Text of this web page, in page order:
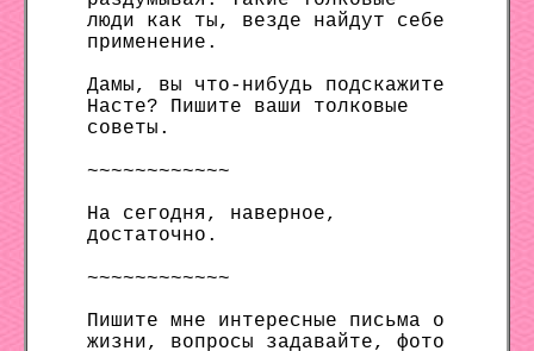
люди как ты, везде найдут себе
применение.
Дамы, вы что-нибудь подскажите
Насте? Пишите ваши толковые
советы.
~~~~~~~~~~~~
На сегодня, наверное,
достаточно.
~~~~~~~~~~~~
Пишите мне интересные письма о
жизни, вопросы задавайте, фото